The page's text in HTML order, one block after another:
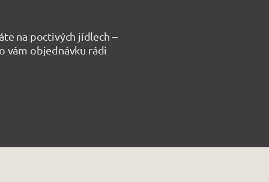
na poctivých jídlech –
vám objednávku rádi